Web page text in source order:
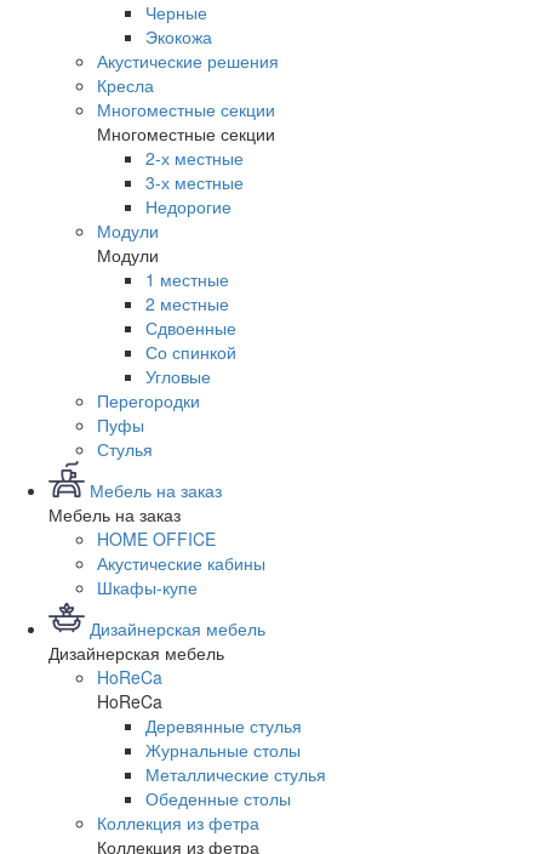
Черные
Экокожа
Акустические решения
Кресла
Многоместные секции
Многоместные секции
2-х местные
3-х местные
Недорогие
Модули
Модули
1 местные
2 местные
Сдвоенные
Со спинкой
Угловые
Перегородки
Пуфы
Стулья
Мебель на заказ
Мебель на заказ
HOME OFFICE
Акустические кабины
Шкафы-купе
Дизайнерская мебель
Дизайнерская мебель
HoReCa
HoReCa
Деревянные стулья
Журнальные столы
Металлические стулья
Обеденные столы
Коллекция из фетра
Коллекция из фетра